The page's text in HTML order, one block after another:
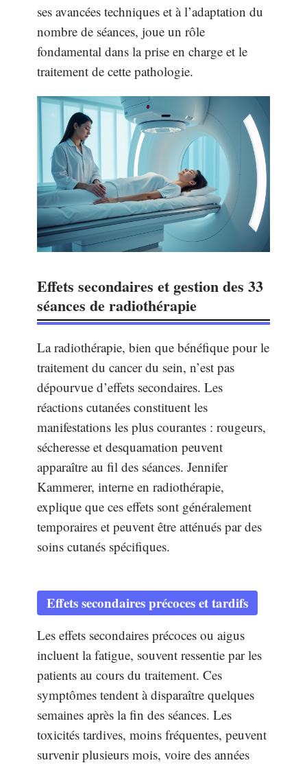
ses avancées techniques et à l’adaptation du
nombre de séances, joue un rôle
fondamental dans la prise en charge et le
traitement de cette pathologie.
Effets secondaires et gestion des 33
séances de radiothérapie
La radiothérapie, bien que bénéfique pour le
traitement du cancer du sein, n’est pas
dépourvue d’effets secondaires. Les
réactions cutanées constituent les
manifestations les plus courantes : rougeurs,
sécheresse et desquamation peuvent
apparaître au fil des séances. Jennifer
Kammerer, interne en radiothérapie,
explique que ces effets sont généralement
temporaires et peuvent être atténués par des
soins cutanés spécifiques.
Effets secondaires précoces et tardifs
Les effets secondaires précoces ou aigus
incluent la fatigue, souvent ressentie par les
patients au cours du traitement. Ces
symptômes tendent à disparaître quelques
semaines après la fin des séances. Les
toxicités tardives, moins fréquentes, peuvent
survenir plusieurs mois, voire des années